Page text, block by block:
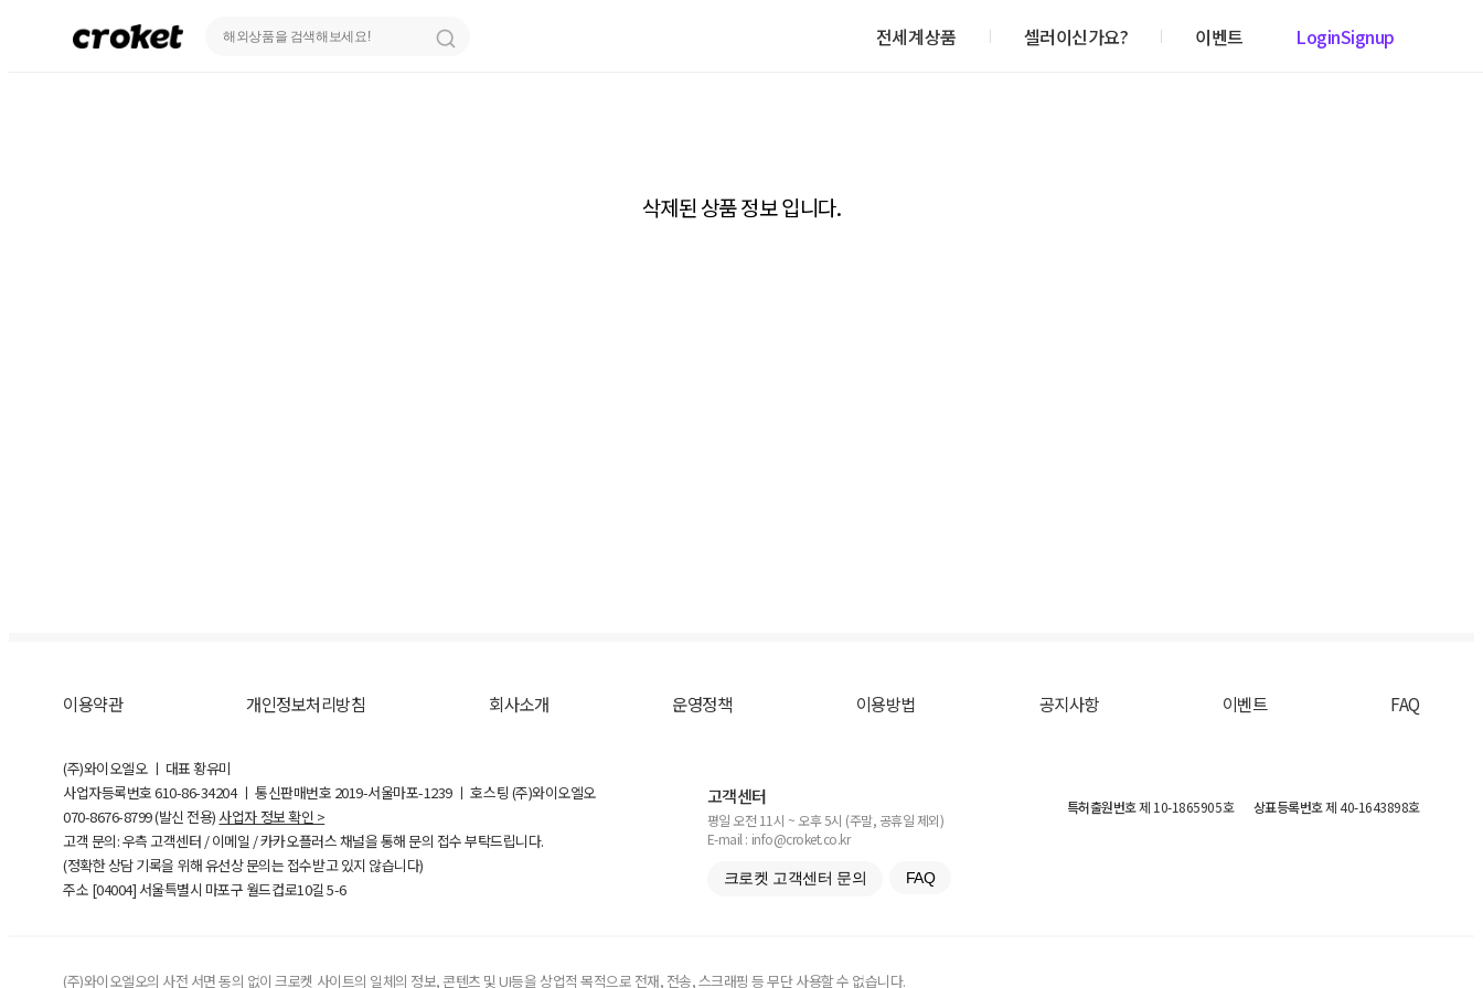
전세계상품 셀러이신가요? 이벤트 LoginSignup
삭제된 상품 정보 입니다.
이용약관 개인정보처리방침 회사소개 운영정책 이용방법 공지사항 이벤트 FAQ
(주)와이오엘오 ㅣ 대표 황유미
사업자등록번호610-86-34204ㅣ 통신판매번호 2019-서울마포-1239 ㅣ 호스팅 (주)와이오엘오
070-8676-8799 (발신 전용) 사업자 정보 확인 >
고객 문의: 우측 고객센터 / 이메일 / 카카오플러스 채널을 통해 문의 접수 부탁드립니다.
(정확한 상담 기록을 위해 유선상 문의는 접수받고 있지 않습니다)
주소 [04004] 서울특별시 마포구 월드컵로10길5-6
고객센터
평일 오전 11시 ~ 오후 5시 (주말, 공휴일 제외)
E-mail : info@croket.co.kr
크로켓 고객센터 문의 FAQ
특허출원번호제 10-1865905호 상표등록번호제 40-1643898호
(주)와이오엘오의 사전 서면 동의 없이 크로켓 사이트의 일체의 정보, 콘텐츠 및 UI등을 상업적 목적으로 전재, 전송, 스크래핑 등 무단 사용할 수 없습니다.